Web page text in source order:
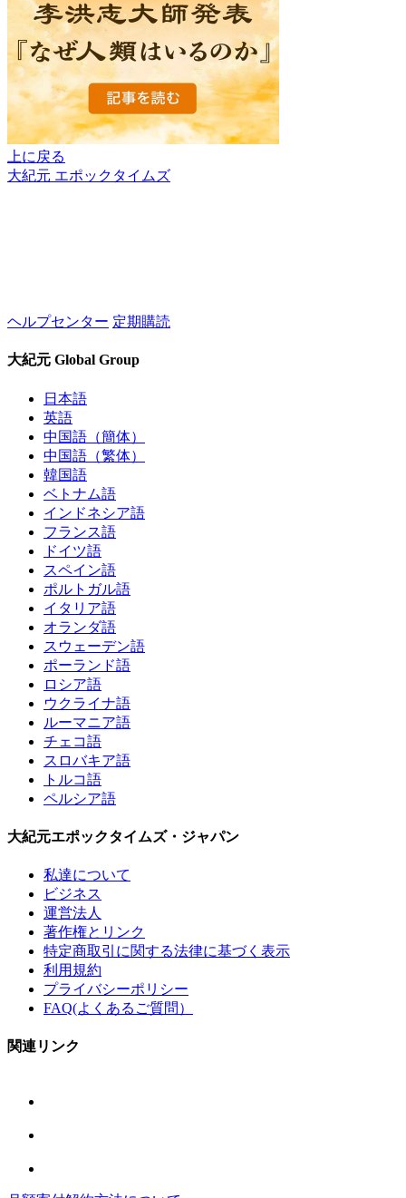
上に戻る
大紀元 エポックタイムズ
ヘルプセンター 定期購読
大紀元 Global Group
日本語
英語
中国語（簡体）
中国語（繁体）
韓国語
ベトナム語
インドネシア語
フランス語
ドイツ語
スペイン語
ポルトガル語
イタリア語
オランダ語
スウェーデン語
ポーランド語
ロシア語
ウクライナ語
ルーマニア語
チェコ語
スロバキア語
トルコ語
ペルシア語
大紀元エポックタイムズ・ジャパン
私達について
ビジネス
運営法人
著作権とリンク
特定商取引に関する法律に基づく表示
利用規約
プライバシーポリシー
FAQ(よくあるご質問）
関連リンク